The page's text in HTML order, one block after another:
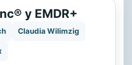
y EMDR+
Claudia Wilimzig